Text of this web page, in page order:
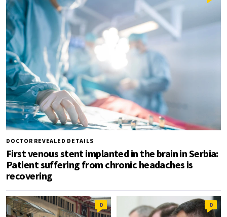
DOCTOR REVEALED DETAILS
First venous stent implanted in the brain in Serbia:
Patient suffering from chronic headaches is
recovering
0 0